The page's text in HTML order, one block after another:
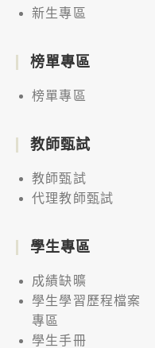
新生專區
榜單專區
榜單專區
教師甄試
教師甄試
代理教師甄試
學生專區
成績缺曠
學生學習歷程檔案
專區
學生手冊